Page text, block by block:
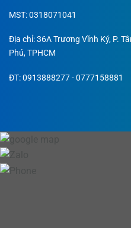
MST: 0318071041
Địa chỉ: 36A Trương Vĩnh Ký, P.
Phú, TPHCM
ĐT: 0913888277 - 0777158881